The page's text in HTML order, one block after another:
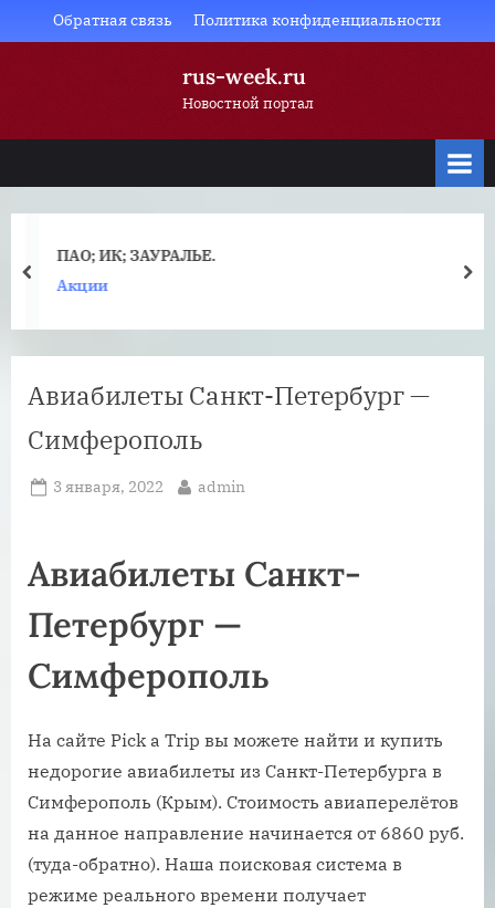
to
Обратная связь Политика конфиденциальности
rus-week.ru
Новостной портал
ПАО; ИК; ЗАУРАЛЬЕ.
Акции
prev
Авиабилеты Санкт-Петербург —
Симферополь
Posted
3 января, 2022 By
admin
Авиабилеты Санкт-
Петербург —
Симферополь
На сайте Pick a Trip вы можете найти и купить
недорогие авиабилеты из Санкт-Петербурга в
Симферополь (Крым). Стоимость авиаперелётов
на данное направление начинается от 6860 руб.
(туда-обратно). Наша поисковая система в
режиме реального времени получает